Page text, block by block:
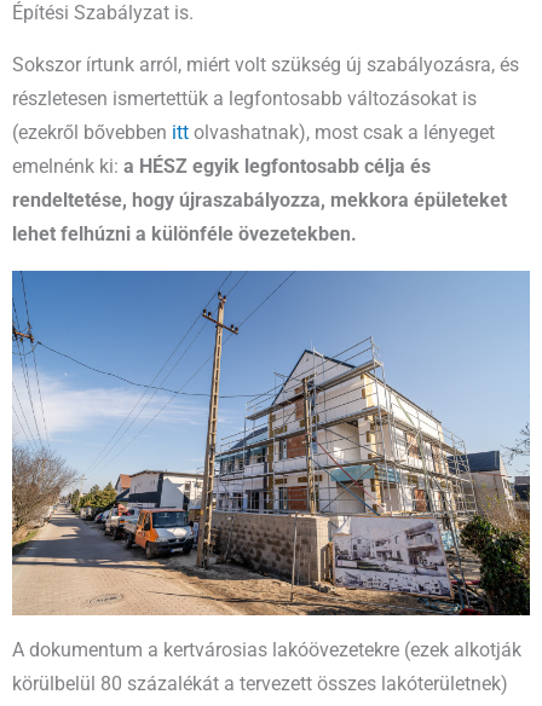
Építési Szabályzat is.
Sokszor írtunk arról, miért volt szükség új szabályozásra, és
részletesen ismertettük a legfontosabb változásokat is
(ezekről bővebben itt olvashatnak), most csak a lényeget
emelnénk ki: a HÉSZ egyik legfontosabb célja és
rendeltetése, hogy újraszabályozza, mekkora épületeket
lehet felhúzni a különféle övezetekben.
A dokumentum a kertvárosias lakóövezetekre (ezek alkotják
körülbelül 80 százalékát a tervezett összes lakóterületnek)